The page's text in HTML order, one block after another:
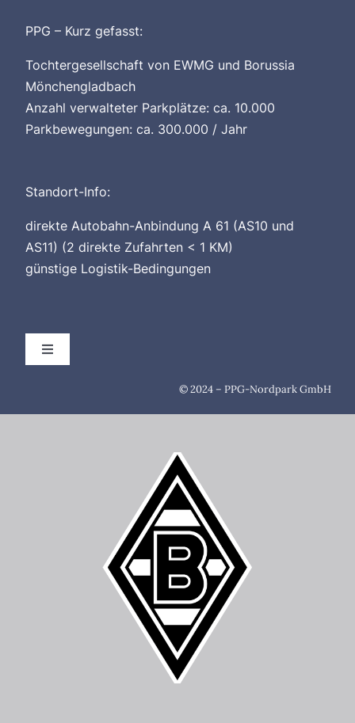
PPG – Kurz gefasst:
Tochtergesellschaft von EWMG und Borussia
Mönchengladbach
Anzahl verwalteter Parkplätze: ca. 10.000
Parkbewegungen: ca. 300.000 / Jahr
Standort-Info:
direkte Autobahn-Anbindung A 61 (AS10 und
AS11) (2 direkte Zufahrten < 1 KM)
günstige Logistik-Bedingungen
Toggle
© 2024 – PPG-Nordpark GmbH